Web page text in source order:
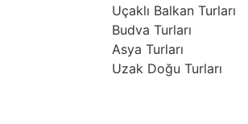
Uçaklı Balkan Turları
Budva Turları
Asya Turları
Uzak Doğu Turları